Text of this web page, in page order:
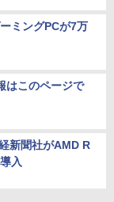
ミングPCが7万
はこのページで
新聞社がAMD R
入